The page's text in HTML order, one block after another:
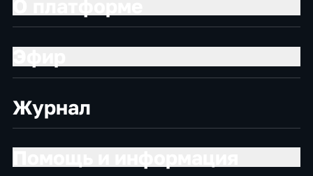
Журнал